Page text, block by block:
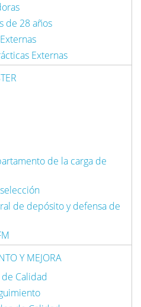
de 28 años
Externas
de la carga de
de depósito y defensa de
Y MEJORA
Calidad